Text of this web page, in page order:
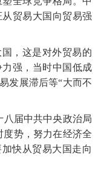
贸易大国向贸易强
，这是对外贸易的
强，当时中国低成
发展滞后等“大而不
八届中共中央政治局
度势，努力在经济全
快从贸易大国走向